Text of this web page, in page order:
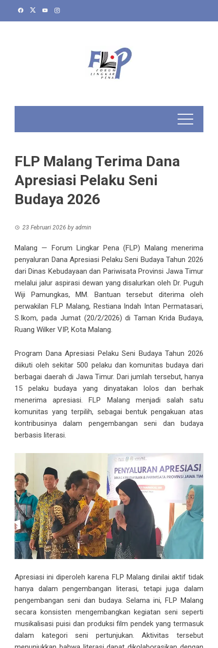
FLP Malang Terima Dana
Apresiasi Pelaku Seni
Budaya 2026
23 Februari 2026 by admin
Malang — Forum Lingkar Pena (FLP) Malang menerima
penyaluran Dana Apresiasi Pelaku Seni Budaya Tahun 2026
dari Dinas Kebudayaan dan Pariwisata Provinsi Jawa Timur
melalui jalur aspirasi dewan yang disalurkan oleh Dr. Puguh
Wiji Pamungkas, MM. Bantuan tersebut diterima oleh
perwakilan FLP Malang, Restiana Indah Intan Permatasari,
S.Ikom, pada Jumat (20/2/2026) di Taman Krida Budaya,
Ruang Wilker VIP, Kota Malang.
Program Dana Apresiasi Pelaku Seni Budaya Tahun 2026
diikuti oleh sekitar 500 pelaku dan komunitas budaya dari
berbagai daerah di Jawa Timur. Dari jumlah tersebut, hanya
15 pelaku budaya yang dinyatakan lolos dan berhak
menerima apresiasi. FLP Malang menjadi salah satu
komunitas yang terpilih, sebagai bentuk pengakuan atas
kontribusinya dalam pengembangan seni dan budaya
berbasis literasi.
Apresiasi ini diperoleh karena FLP Malang dinilai aktif tidak
hanya dalam pengembangan literasi, tetapi juga dalam
pengembangan seni dan budaya. Selama ini, FLP Malang
secara konsisten mengembangkan kegiatan seni seperti
musikalisasi puisi dan produksi film pendek yang termasuk
dalam kategori seni pertunjukan. Aktivitas tersebut